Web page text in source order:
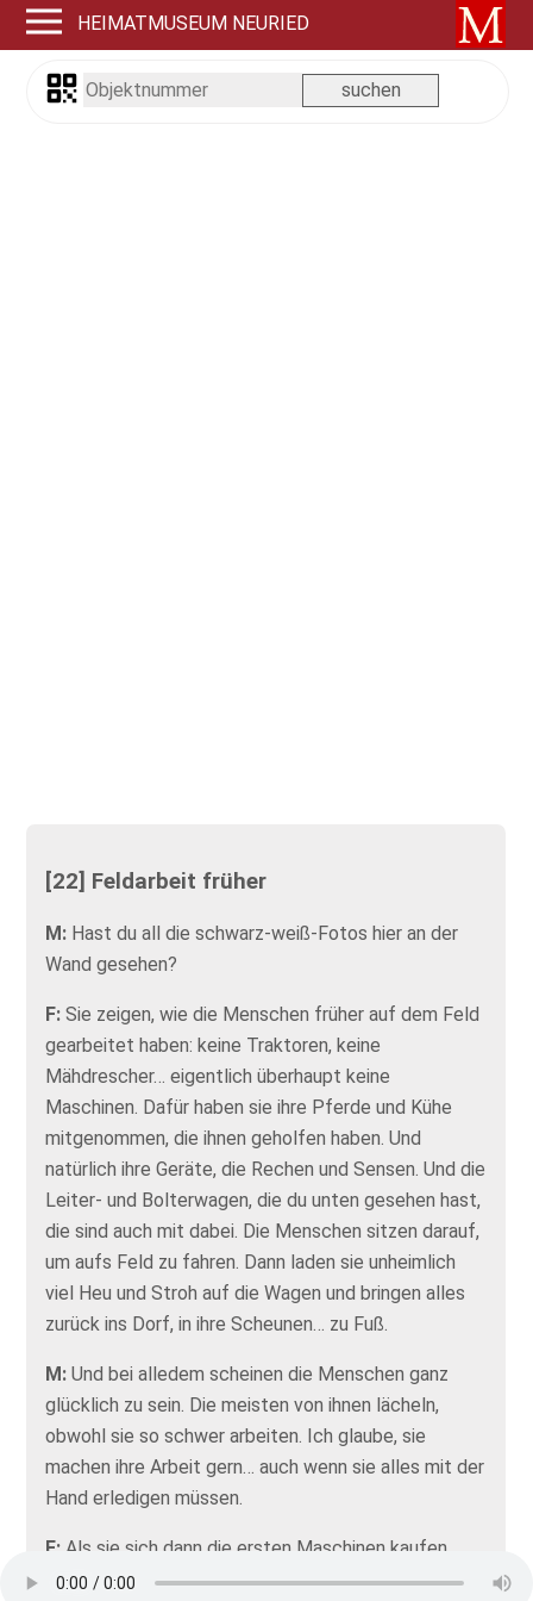
HEIMATMUSEUM NEURIED
[22] Feldarbeit früher
M: Hast du all die schwarz-weiß-Fotos hier an der
Wand gesehen?
F: Sie zeigen, wie die Menschen früher auf dem Feld
gearbeitet haben: keine Traktoren, keine
Mähdrescher… eigentlich überhaupt keine
Maschinen. Dafür haben sie ihre Pferde und Kühe
mitgenommen, die ihnen geholfen haben. Und
natürlich ihre Geräte, die Rechen und Sensen. Und die
Leiter- und Bolterwagen, die du unten gesehen hast,
die sind auch mit dabei. Die Menschen sitzen darauf,
um aufs Feld zu fahren. Dann laden sie unheimlich
viel Heu und Stroh auf die Wagen und bringen alles
zurück ins Dorf, in ihre Scheunen… zu Fuß.
M: Und bei alledem scheinen die Menschen ganz
glücklich zu sein. Die meisten von ihnen lächeln,
obwohl sie so schwer arbeiten. Ich glaube, sie
machen ihre Arbeit gern… auch wenn sie alles mit der
Hand erledigen müssen.
F: Als sie sich dann die ersten Maschinen kaufen
konnten, da waren viele von ihnen schon erleichtert!